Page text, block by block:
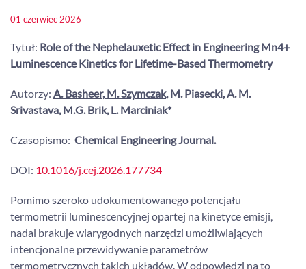
01 czerwiec 2026
Tytuł: Role of the Nephelauxetic Effect in Engineering Mn4+
Luminescence Kinetics for Lifetime-Based Thermometry
Autorzy: A. Basheer, M. Szymczak, M. Piasecki, A. M.
Srivastava, M.G. Brik,L. Marciniak*
Czasopismo: Chemical Engineering Journal.
DOI: 10.1016/j.cej.2026.177734
Pomimo szeroko udokumentowanego potencjału
termometrii luminescencyjnej opartej na kinetyce emisji,
nadal brakuje wiarygodnych narzędzi umożliwiających
intencjonalne przewidywanie parametrów
termometrycznych takich układów. W odpowiedzi na to